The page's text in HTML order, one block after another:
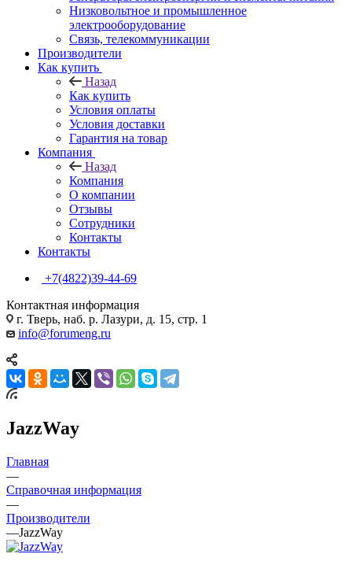
Низковольтное и промышленное
электрооборудование
Связь, телекоммуникации
Производители
Как купить
Назад
Как купить
Условия оплаты
Условия доставки
Гарантия на товар
Компания
Назад
Компания
О компании
Отзывы
Сотрудники
Контакты
Контакты
+7(4822)39-44-69
Контактная информация
г. Тверь, наб. р. Лазури, д. 15, стр. 1
info@forumeng.ru
JazzWay
Главная
—
Справочная информация
—
Производители
—JazzWay